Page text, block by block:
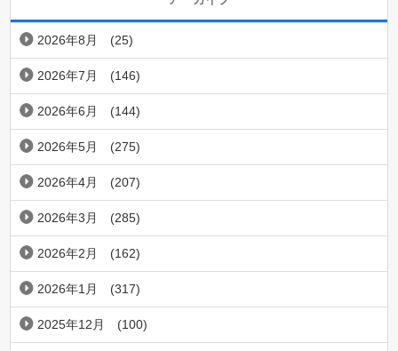
2026年8月 (25)
2026年7月 (146)
2026年6月 (144)
2026年5月 (275)
2026年4月 (207)
2026年3月 (285)
2026年2月 (162)
2026年1月 (317)
2025年12月 (100)